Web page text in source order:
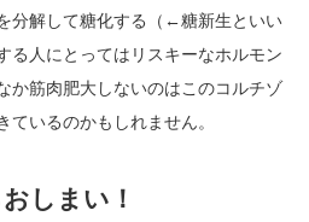
分解して糖化する（←糖新生といい
る人にとってはリスキーなホルモン
か筋肉肥大しないのはこのコルチゾ
ているのかもしれません。
しまい！